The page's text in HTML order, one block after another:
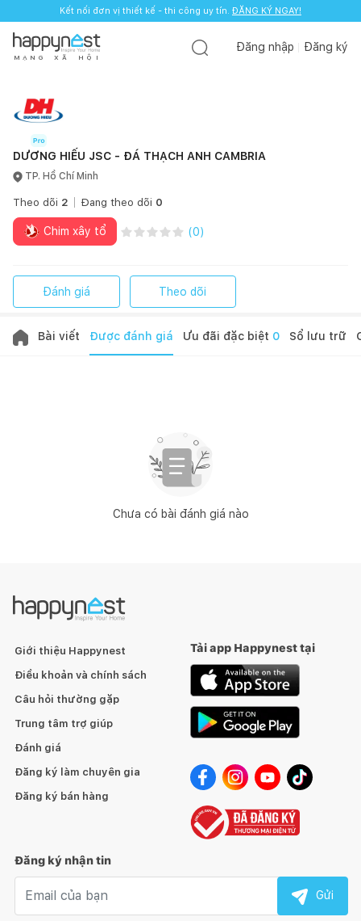
Kết nối đơn vị thiết kế - thi công uy tín. ĐĂNG KÝ NGAY!
M Ạ N G X Ã H Ộ I
Đăng nhập Đăng ký
DƯƠNG HIẾU JSC - ĐÁ THẠCH ANH CAMBRIA
TP. Hồ Chí Minh
Theo dõi 2 Đang theo dõi 0
Chim xây tổ (0)
Đánh giá Theo dõi
Bài viết Được đánh giá Ưu đãi đặc biệt 0 Sổ lưu trữ
Chưa có bài đánh giá nào
Giới thiệu Happynest
Điều khoản và chính sách
Câu hỏi thường gặp
Trung tâm trợ giúp
Đánh giá
Đăng ký làm chuyên gia
Đăng ký bán hàng
Tải app Happynest tại
Đăng ký nhận tin
Gửi